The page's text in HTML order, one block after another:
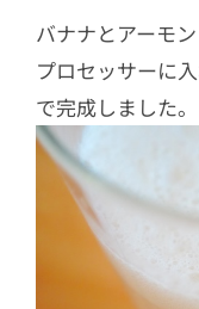
バナナとアーモ
プロセッサーに
で完成しました。